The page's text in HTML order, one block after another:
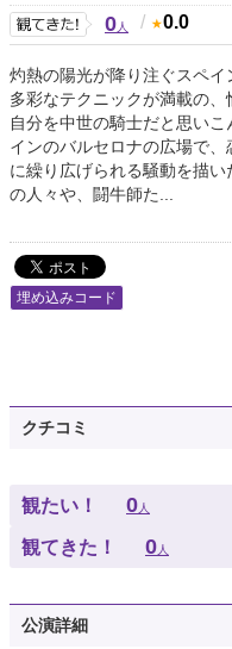
0人 / 0.0
灼熱の陽光が降り注ぐスペイ
多彩なテクニックが満載の、
自分を中世の騎士だと思い
インのバルセロナの広場で
に繰り広げられる騒動を描
の人々や、闘牛師た...
埋め込みコード
クチコミ
観たい！ 0人
観てきた！ 0人
公演詳細